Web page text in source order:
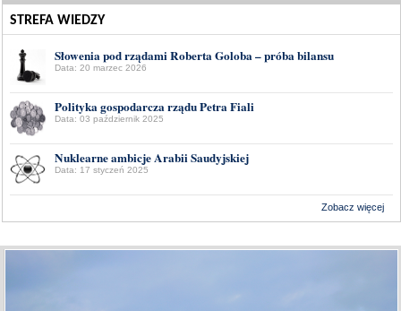
STREFA WIEDZY
Słowenia pod rządami Roberta Goloba – próba bilansu
Data: 20 marzec 2026
Polityka gospodarcza rządu Petra Fiali
Data: 03 październik 2025
Nuklearne ambicje Arabii Saudyjskiej
Data: 17 styczeń 2025
Zobacz więcej